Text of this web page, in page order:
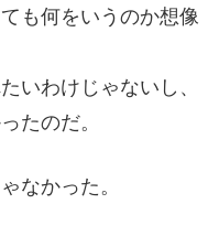
も何をいうのか想像
いわけじゃないし、
たのだ。
なかった。